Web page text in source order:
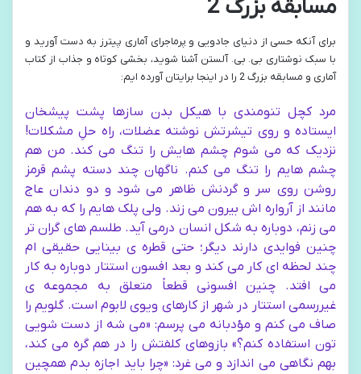
مسابقه بزرگ 2
برای آنکه حسی از دنیای جادویی و پرماجرای آماری پیترز به دست آورید و
با سبک نوشتاری بی. بی. آلستن آشنا شوید، بخشی کوتاه و جذاب از کتاب
آماری و مسابقه بزرگ 2 را در اینجا برایتان آورده ایم:
مرد کچل تنومندی با هیکل بدن سازها پشت پیشخان
ایستاده و روی تیشرتش نوشته عضلات، راه حلِ مشکلات!
نزدیک که می شوم چشم هایش را تنگ می کند. من هم
چشم هایم را تنگ می کنم. ناگهان چند دسته پشم قرمز
روشن روی سر و گردنش ظاهر می شود و دو دندان عاج
مانند از آرواره اش بیرون می زند. ولی پلک هایم را که به هم
می زنم، دوباره به شکل انسان درمی آید. طلسم های گران تر
چنین فوایدی دارند دیگر؛ حتی قطره ی بینایی حقیقی ام
چند لحظه ای کار می کند و بعد افسون استتار دوباره به کار
می افتد. چنین افسونی قطعاً متعلق به مجموعه ی
غیررسمی استتار در شهر از کارهای ویوی لابوم است. گلویم را
صاف می کنم و مؤدبانه می پرسم: «می شه از دست شویی
تون استفاده کنم؟» بازوهای کلفتش را در هم گره می کند،
بهم نگاهی می اندازد و می غرد: «چرا باید اجازه بدم همچین